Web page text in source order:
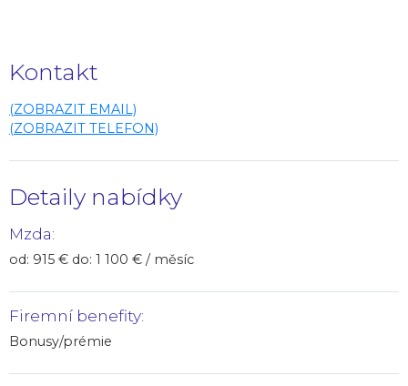
Kontakt
(ZOBRAZIT EMAIL)
(ZOBRAZIT TELEFON)
Detaily nabídky
Mzda:
od: 915 € do: 1 100 € / měsíc
Firemní benefity:
Bonusy/prémie